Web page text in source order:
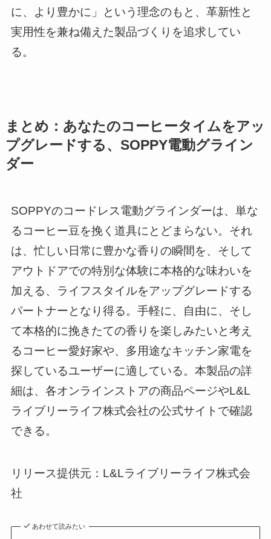
に、より豊かに」という理念のもと、革新性と
実用性を兼ね備えた製品づくりを追求してい
る。
まとめ：あなたのコーヒータイムをアッ
プグレードする、SOPPY電動グライン
ダー
SOPPYのコードレス電動グラインダーは、単な
るコーヒー豆を挽く道具にとどまらない。それ
は、忙しい日常に豊かな香りの瞬間を、そして
アウトドアでの特別な体験に本格的な味わいを
加える、ライフスタイルをアップグレードする
パートナーとなり得る。手軽に、自由に、そし
て本格的に挽きたての香りを楽しみたいと考え
るコーヒー愛好家や、多用途なキッチン家電を
探しているユーザーに適している。本製品の詳
細は、各オンラインストアの商品ページやL&L
ライブリーライフ株式会社の公式サイトで確認
できる。
リリース提供元：L&Lライブリーライフ株式会
社
あわせて読みたい